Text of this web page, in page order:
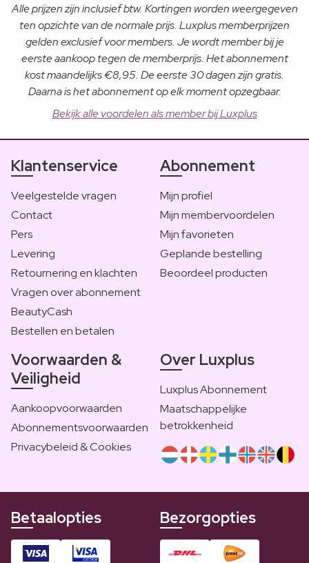
Alle prijzen zijn inclusief btw. Kortingen worden weergegeven
ten opzichte van de normale prijs. Luxplus memberprijzen
gelden exclusief voor members. Je wordt member bij je
eerste aankoop tegen de memberprijs. Het abonnement
kost maandelijks €8,95. De eerste 30 dagen zijn gratis.
Daarna is het abonnement op elk moment opzegbaar.
Bekijk alle voordelen als member bij Luxplus
Klantenservice
Veelgestelde vragen
Contact
Pers
Levering
Retournering en klachten
Vragen over abonnement
BeautyCash
Bestellen en betalen
Abonnement
Mijn profiel
Mijn membervoordelen
Mijn favorieten
Geplande bestelling
Beoordeel producten
Voorwaarden &
Veiligheid
Aankoopvoorwaarden
Abonnementsvoorwaarden
Privacybeleid & Cookies
Over Luxplus
Luxplus Abonnement
Maatschappelijke
betrokkenheid
Betaalopties Bezorgopties